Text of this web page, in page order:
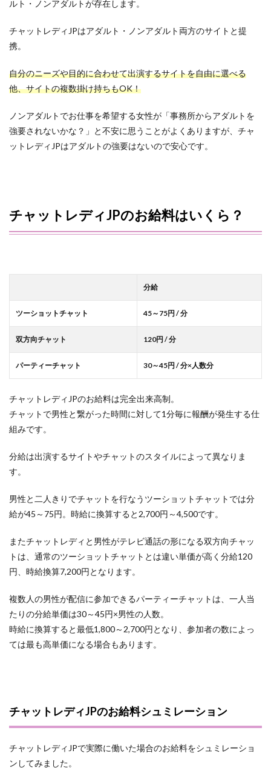
ルト・ノンアダルトが存在します。
チャットレディJPはアダルト・ノンアダルト両方のサイトと提
携。
自分のニーズや目的に合わせて出演するサイトを自由に選べる
他、サイトの複数掛け持ちもOK！
ノンアダルトでお仕事を希望する女性が「事務所からアダルトを
強要されないかな？」と不安に思うことがよくありますが、チャ
ットレディJPはアダルトの強要はないので安心です。
チャットレディJPのお給料はいくら？
分給
ツーショットチャット 45～75円 / 分
双方向チャット 120円 / 分
パーティーチャット 30～45円 / 分×人数分
チャットレディJPのお給料は完全出来高制。
チャットで男性と繋がった時間に対して1分毎に報酬が発生する仕
組みです。
分給は出演するサイトやチャットのスタイルによって異なりま
す。
男性と二人きりでチャットを行なうツーショットチャットでは分
給が45～75円。時給に換算すると2,700円～4,500です。
またチャットレディと男性がテレビ通話の形になる双方向チャッ
トは、通常のツーショットチャットとは違い単価が高く分給120
円、時給換算7,200円となります。
複数人の男性が配信に参加できるパーティーチャットは、一人当
たりの分給単価は30～45円×男性の人数。
時給に換算すると最低1,800～2,700円となり、参加者の数によっ
ては最も高単価になる場合もあります。
チャットレディJPのお給料シュミレーション
チャットレディJPで実際に働いた場合のお給料をシュミレーショ
ンしてみました。